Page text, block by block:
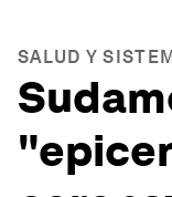
SALUD Y